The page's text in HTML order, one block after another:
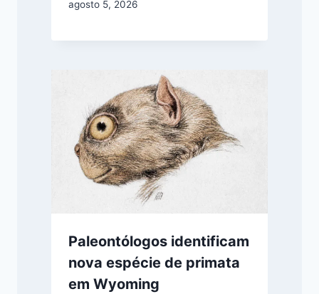
agosto 5, 2026
Paleontólogos identificam
nova espécie de primata
em Wyoming